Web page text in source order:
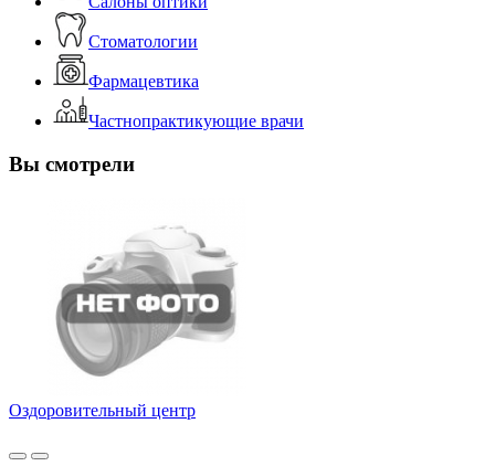
Стоматологии
Фармацевтика
Частнопрактикующие врачи
Вы смотрели
Оздоровительный центр